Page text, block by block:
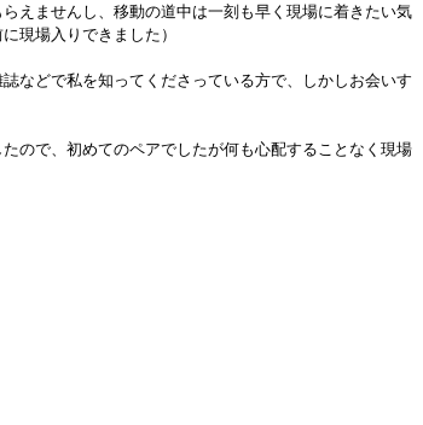
えませんし、移動の道中は一刻も早く現場に着きたい気
現場入りできました）
などで私を知ってくださっている方で、しかしお会いす
ので、初めてのペアでしたが何も心配することなく現場